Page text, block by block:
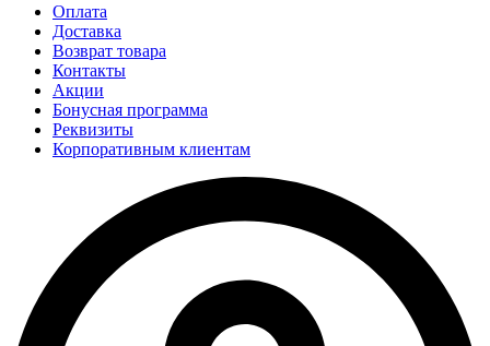
Оплата
Доставка
Возврат товара
Контакты
Акции
Бонусная программа
Реквизиты
Корпоративным клиентам